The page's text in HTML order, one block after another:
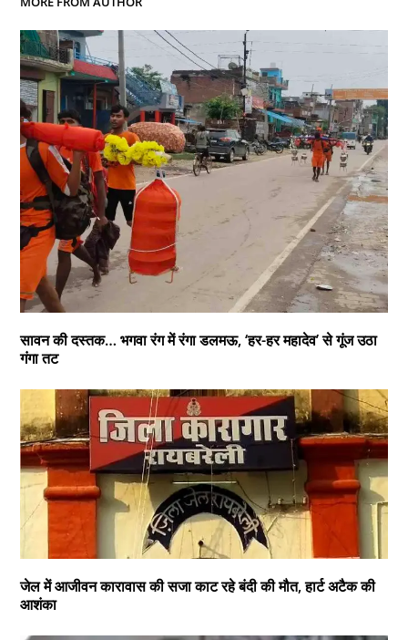
सावन की दस्तक… भगवा रंग में रंगा डलमऊ, ‘हर-हर महादेव’ से गूंज उठा
गंगा तट
जेल में आजीवन कारावास की सजा काट रहे बंदी की मौत, हार्ट अटैक की
आशंका